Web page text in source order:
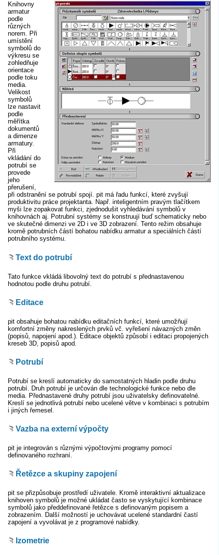
Knihovny
armatur
podle
různých
norem. Při
umístění
symbolů do
výkresu se
zohledňuje
orientace
podle toku
media.
Velikost
symbolů
lze nastavit
podle
měřítka
dokumentů
a dimenze
armatury.
Při
vkládání do
potrubí se
provede
jeho
přerušení,
při odstranění se potrubí spojí. pit má řadu funkcí, které zvyšují
produktivitu práce projektanta. Např. inteligentním pravým tlačítkem
myši lze zopakovat funkci, zjednodušit vyhledávání symbolů v
knihovnách aj. Potrubní systémy se konstruují buď schematicky nebo
ve skutečné dimenzi ve 2D i ve 3D zobrazení. Tento režim obsahuje
kromě potrubních částí bohatou nabídku armatur a speciálních částí
potrubního systému.
Text do potrubí
Tato funkce vkládá libovolný text do potrubí s přednastavenou
hodnotou podle druhu potrubí.
Editace
pit obsahuje bohatou nabídku editačních funkcí, které umožňují
komfortní změny nakreslených prvků vč. vyřešení návazných změn
(popisů, napojení apod.). Editace objektů způsobí i editaci propojených
kreseb 3D, popisů apod.
Potrubí
Potrubí se kreslí automaticky do samostatných hladin podle druhu
potrubí. Druh potrubí je určován dle technologické funkce nebo dle
media. Přednastavené druhy potrubí jsou uživatelsky definovatelné.
Kreslí se jednotlivá potrubí nebo ucelené větve v kombinaci s potrubím
i jiných řemesel.
Vazba na externí výpočty
pit je integrován s různými výpočtovými programy pomocí
definovaného rozhraní.
Řetězce a skupiny zapojení
pit se přizpůsobuje prostředí uživatele. Kromě interaktivní aktualizace
knihoven symbolů je možné ukládat často se vyskytující kombinace
symbolů jako předdefinované řetězce s definovaným popisem a
zobrazením. Další možností je uchovávat ucelené standardní častí
zapojení a vyvolávat je z programové nabídky.
Izometrie